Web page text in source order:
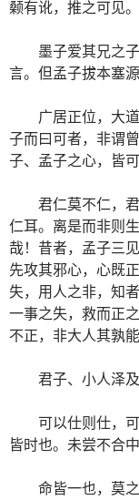
颡有讹，推之可见
墨子爱其兄之
言。但孟子拔本塞
广居正位，大
子而曰可者，非谓
子、孟子之心，皆
君仁莫不仁，
仁耳。离是而非则
哉！昔者，孟子三
先攻其邪心，心既
失，用人之非，知
一事之失，救而正
不正，非大人其孰
君子、小人泽
可以仕则仕，
皆时也。未尝不合
命皆一也，莫